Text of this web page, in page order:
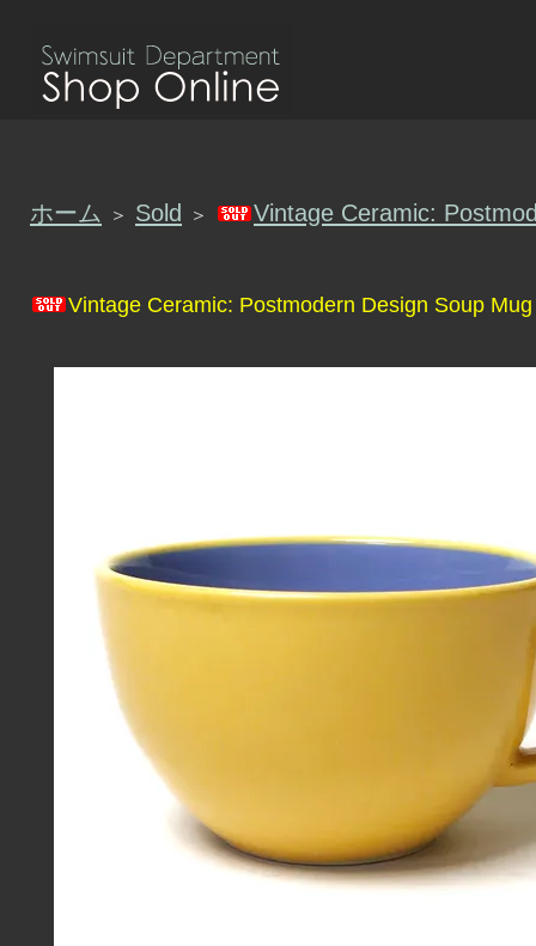
ホーム ＞ Sold ＞ Vintage Ceramic:
Vintage Ceramic: Postmodern Design Soup Mug